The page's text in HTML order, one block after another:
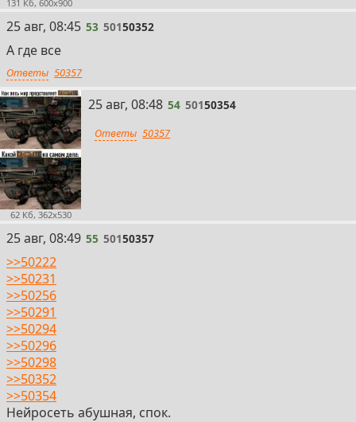
131 Кб, 600x900
53
25 авг, 08:45 53 50150352
А где все
Ответы 50357
62 Кб, 362x530
54
25 авг, 08:48 54 50150354
Ответы 50357
55
25 авг, 08:49 55 50150357
>>50222
>>50231
>>50256
>>50291
>>50294
>>50296
>>50298
>>50352
>>50354
Нейросеть абушная, спок.